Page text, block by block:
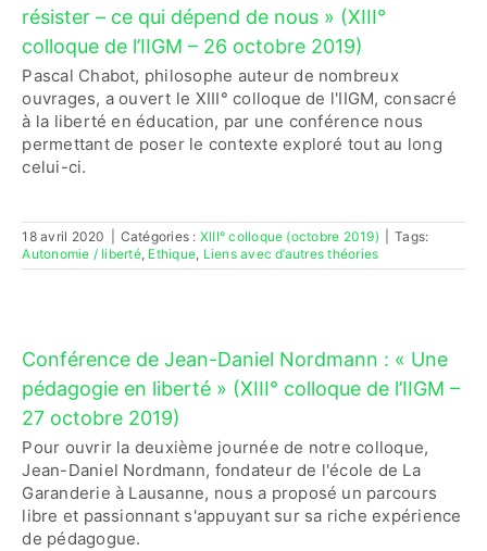
résister – ce qui dépend de nous » (XIII°
colloque de l’IIGM – 26 octobre 2019)
Pascal Chabot, philosophe auteur de nombreux
ouvrages, a ouvert le XIII° colloque de l'IIGM, consacré
à la liberté en éducation, par une conférence nous
permettant de poser le contexte exploré tout au long
celui-ci.
18 avril 2020 Catégories : XIII° colloque (octobre 2019)
Tags:
Autonomie / liberté, Ethique, Liens avec d’autres théories
Conférence de Jean-Daniel Nordmann : « Une
pédagogie en liberté » (XIII° colloque de l’IIGM –
27 octobre 2019)
Pour ouvrir la deuxième journée de notre colloque,
Jean-Daniel Nordmann, fondateur de l'école de La
Garanderie à Lausanne, nous a proposé un parcours
libre et passionnant s'appuyant sur sa riche expérience
de pédagogue.